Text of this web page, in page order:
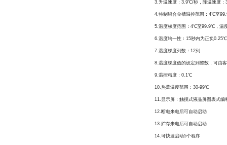
3.升温速度：3.9℃/秒，降温速度
4.特制铝合金槽温控范围：4℃至
5.温度梯度范围：4℃至99.9℃，温
6.温度均一性：15秒内为正负
7.温度梯度列数：12列
8.温度梯度值的设定到整数，可由
9.温控精度：0.1℃
10.热盖温度范围：30-99℃
11.显示屏：触摸式液晶屏图表式
12.断电来电后可自动启动
13.贮存来电后可自动启动
14.可快速启动5个程序